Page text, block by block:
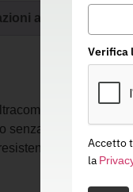
aggiuntive
senza necessità di
respiratoria.
Verifica
Accetto
la